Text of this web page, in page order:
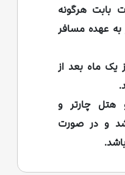
بابت هرگونه
عهده مسافر
یک ماه بعد از
هتل چارتر و
و در صورت